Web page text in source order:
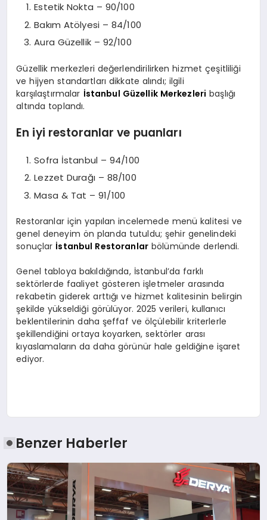
Estetik Nokta – 90/100
Bakım Atölyesi – 84/100
Aura Güzellik – 92/100
Güzellik merkezleri değerlendirilirken hizmet çeşitliliği
ve hijyen standartları dikkate alındı; ilgili
karşılaştırmalar İstanbul Güzellik Merkezleri başlığı
altında toplandı.
En iyi restoranlar ve puanları
Sofra İstanbul – 94/100
Lezzet Durağı – 88/100
Masa & Tat – 91/100
Restoranlar için yapılan incelemede menü kalitesi ve
genel deneyim ön planda tutuldu; şehir genelindeki
sonuçlar İstanbul Restoranlar bölümünde derlendi.
Genel tabloya bakıldığında, İstanbul’da farklı
sektörlerde faaliyet gösteren işletmeler arasında
rekabetin giderek arttığı ve hizmet kalitesinin belirgin
şekilde yükseldiği görülüyor. 2025 verileri, kullanıcı
beklentilerinin daha şeffaf ve ölçülebilir kriterlerle
şekillendiğini ortaya koyarken, sektörler arası
kıyaslamaların da daha görünür hale geldiğine işaret
ediyor.
Benzer Haberler